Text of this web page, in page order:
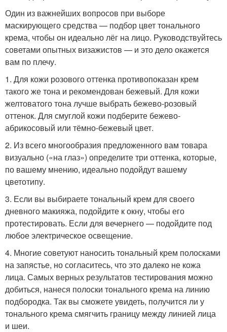
Один из важнейших вопросов при выборе
маскирующего средства — подбор цвет тонального
крема, чтобы он идеально лёг на лицо. Руководствуйтесь
советами опытных визажистов — и это дело окажется
вам по плечу.
1. Для кожи розового оттенка противопоказан крем
такого же тона и рекомендован бежевый. Для кожи
желтоватого тона лучше выбрать бежево-розовый
оттенок. Для смуглой кожи подберите бежево-
абрикосовый или тёмно-бежевый цвет.
2. Из всего многообразия предложенного вам товара
визуально («на глаз») определите три оттенка, которые,
по вашему мнению, идеально подойдут вашему
цветотипу.
3. Если вы выбираете тональный крем для своего
дневного макияжа, подойдите к окну, чтобы его
протестировать. Если для вечернего — подойдите под
любое электрическое освещение.
4. Многие советуют наносить тональный крем полосками
на запястье, но согласитесь, что это далеко не кожа
лица. Самых верных результатов тестирования можно
добиться, нанеся полоски тонального крема на линию
подбородка. Так вы сможете увидеть, получится ли у
тонального крема смягчить границу между линией лица
и шеи.